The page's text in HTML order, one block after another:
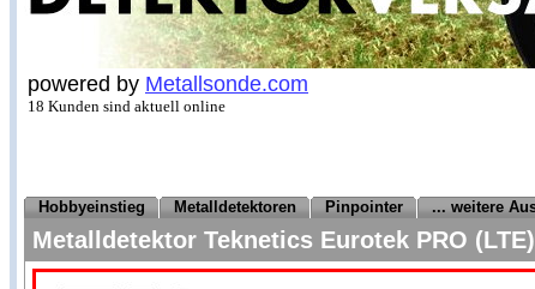
powered by Metallsonde.com
18 Kunden sind aktuell online
Hobbyeinstieg Metalldetektoren Pinpointer ... weitere
Metalldetektor Teknetics Eurotek PRO